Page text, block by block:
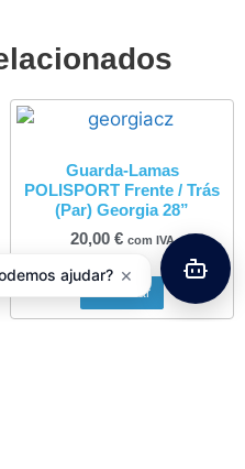
Guarda-Lamas
POLISPORT Frente / Trás
(Par) Georgia 28”
20,00 € com IVA
Adicionar
ajudar? ×